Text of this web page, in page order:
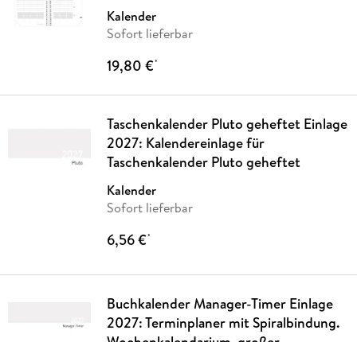
Kalender
Sofort lieferbar
19,80 €*
Taschenkalender Pluto geheftet Einlage
2027: Kalendereinlage für
Taschenkalender Pluto geheftet
Kalender
Sofort lieferbar
6,56 €*
Buchkalender Manager-Timer Einlage
2027: Terminplaner mit Spiralbindung.